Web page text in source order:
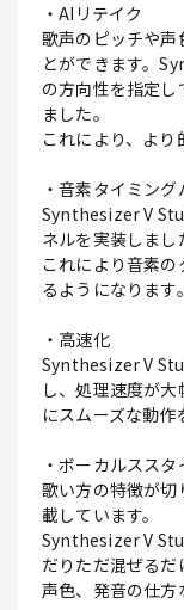
・AIリテイク
歌声のピッチや声
とができます。
の方向性を指定
ました。
これにより、より
・音素タイミン
Synthesizer V
ネルを実装しまし
これにより音素
るようになります。
・高速化
Synthesizer V
し、処理速度が
にスムーズな動作
・ボーカルススタ
歌い方の特徴が
載しています。
Synthesizer V
だりただ混ぜるだ
声色、発音の仕方